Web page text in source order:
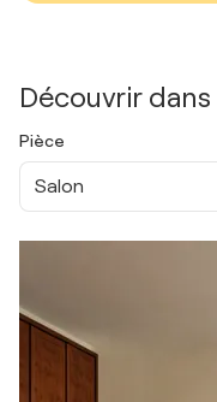
Découvrir
Pièce
Salon